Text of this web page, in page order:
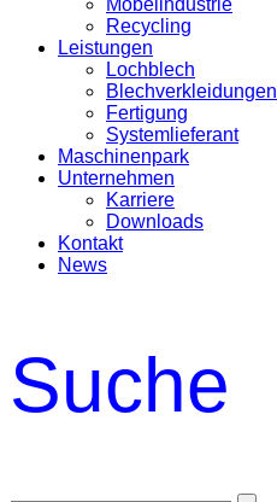
Recycling
Leistungen
Lochblech
Blechverkleidungen
Fertigung
Systemlieferant
Maschinenpark
Unternehmen
Karriere
Downloads
Kontakt
News
Suche